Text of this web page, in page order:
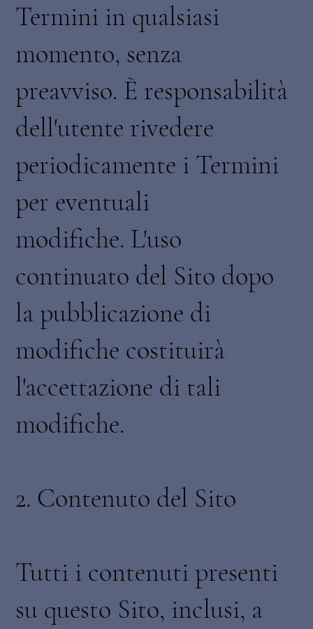
Termini in qualsiasi
momento, senza
preavviso. È responsabilità
dell'utente rivedere
periodicamente i Termini
per eventuali
modifiche. L'uso
continuato del Sito dopo
la pubblicazione di
modifiche costituirà
l'accettazione di tali
modifiche.
2. Contenuto del Sito
Tutti i contenuti presenti
su questo Sito, inclusi, a